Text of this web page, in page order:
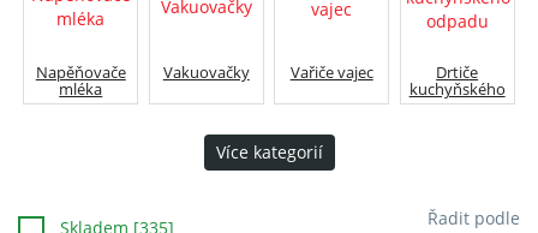
Napěňovače
mléka
Vakuovačky Vařiče vajec Drtiče
kuchyňského
odpadu
Více kategorií
Skladem [335]
Řadit podle